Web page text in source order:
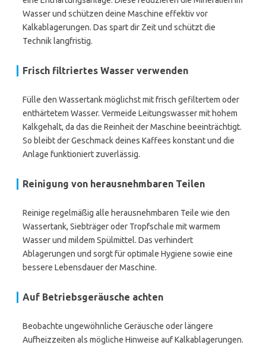
Wasser und schützen deine Maschine effektiv vor
Kalkablagerungen. Das spart dir Zeit und schützt die
Technik langfristig.
Frisch filtriertes Wasser verwenden
Fülle den Wassertank möglichst mit frisch gefiltertem oder
enthärtetem Wasser. Vermeide Leitungswasser mit hohem
Kalkgehalt, da das die Reinheit der Maschine beeinträchtigt.
So bleibt der Geschmack deines Kaffees konstant und die
Anlage funktioniert zuverlässig.
Reinigung von herausnehmbaren Teilen
Reinige regelmäßig alle herausnehmbaren Teile wie den
Wassertank, Siebträger oder Tropfschale mit warmem
Wasser und mildem Spülmittel. Das verhindert
Ablagerungen und sorgt für optimale Hygiene sowie eine
bessere Lebensdauer der Maschine.
Auf Betriebsgeräusche achten
Beobachte ungewöhnliche Geräusche oder längere
Aufheizzeiten als mögliche Hinweise auf Kalkablagerungen.